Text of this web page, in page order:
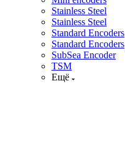
Stainless Steel
Stainless Steel
Standard Encoders
Standard Encoders
SubSea Encoder
TSM
Ещё